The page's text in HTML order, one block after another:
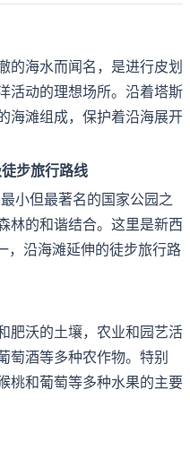
的海水而闻名，是进行皮划
活动的理想场所。沿着塔斯
海滩组成，保护着沿海展开
步旅行路线
小但最著名的国家公园之
林的和谐结合。这里是新西
，沿海滩延伸的徒步旅行路
肥沃的土壤，农业和园艺活
萄酒等多种农作物。特别
桃和葡萄等多种水果的主要